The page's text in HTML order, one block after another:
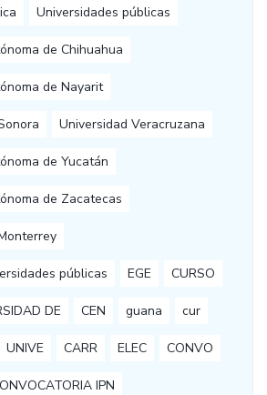
Universidades públicas
de Chihuahua
de Nayarit
Universidad Veracruzana
de Yucatán
de Zacatecas
públicas EGE CURSO
DE CEN guana cur
UNIVE CARR ELEC CONVO
IPN